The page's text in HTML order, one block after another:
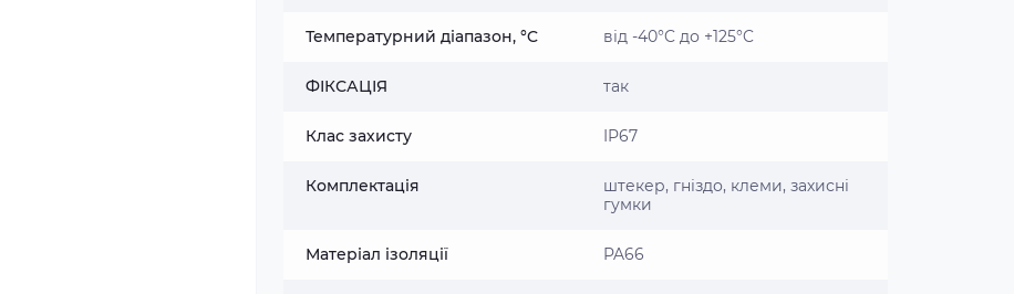
Температурний діапазон, °C від -40°C до +125°C
ФІКСАЦІЯ так
Клас захисту IP67
Комплектація
штекер, гніздо, клеми, захисні
гумки
Матеріал ізоляції PA66